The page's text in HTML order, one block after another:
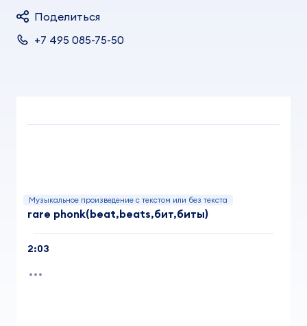
Поделиться
+7 495 085-75-50
Музыкальное произведение с текстом или без текста
rare phonk(beat,beats,бит,биты)
2:03